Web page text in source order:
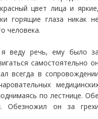
цвет лица и
горящие глаза никак
человека.
веду речь, ему было
самостоятельно
всегда в
по лестнице.
Обезножил он за